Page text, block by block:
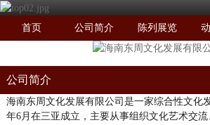
首页 公司简介 陈列展览
公司简介
海南东周文化发展有限公司是一家综合性文化
年6月在三亚成立，主要从事组织文化艺术交流